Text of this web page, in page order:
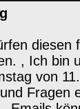
, Ich bin
von
Fragen